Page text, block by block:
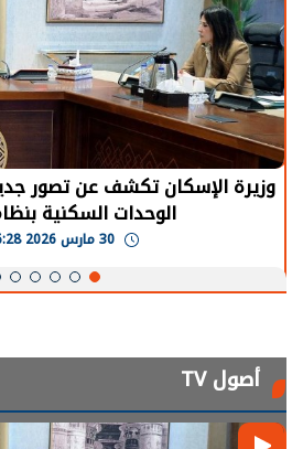
الرئيس السيسي: توقف
يحتاج إلى سنوات لعودة معدلات
أصول TV